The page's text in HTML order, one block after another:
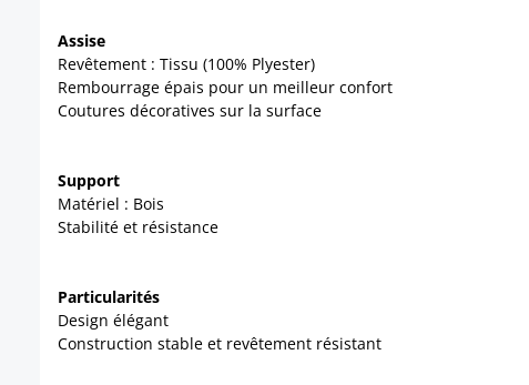
Assise
Revêtement : Tissu (100% Plyester)
Rembourrage épais pour un meilleur confort
Coutures décoratives sur la surface
Support
Matériel : Bois
Stabilité et résistance
Particularités
Design élégant
Construction stable et revêtement résistant